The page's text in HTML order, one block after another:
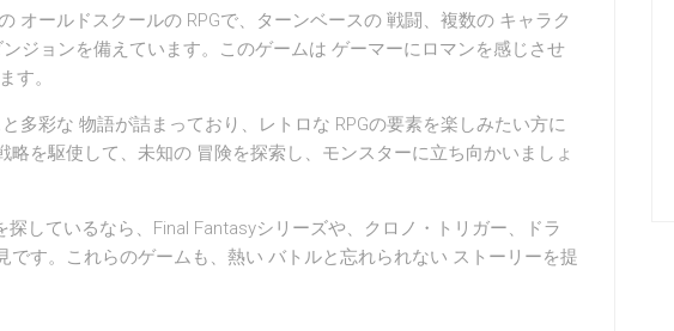
オールドスクールの RPGで、ターンベースの 戦闘、複数の キャラク
ジョンを備えています。このゲームは ゲーマーにロマンを感じさせ
す。
多彩な 物語が詰まっており、レトロな RPGの要素を楽しみたい方に
略を駆使して、未知の 冒険を探索し、モンスターに立ち向かいましょ
探しているなら、Final Fantasyシリーズや、クロノ・トリガー、ドラ
です。これらのゲームも、熱い バトルと忘れられない ストーリーを提